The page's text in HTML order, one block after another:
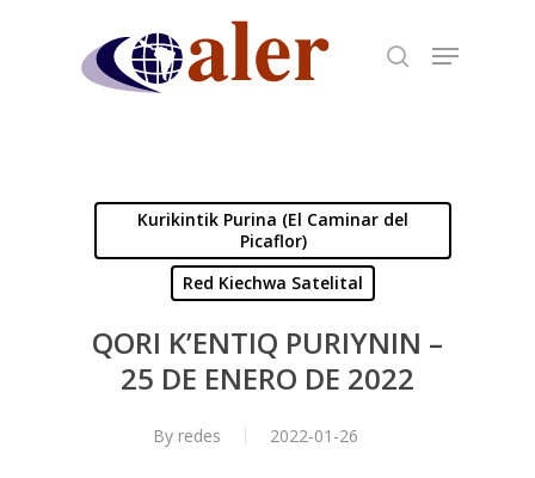
Kurikintik Purina (El Caminar del
Picaflor)
Red Kiechwa Satelital
QORI K’ENTIQ PURIYNIN –
25 DE ENERO DE 2022
By redes 2022-01-26